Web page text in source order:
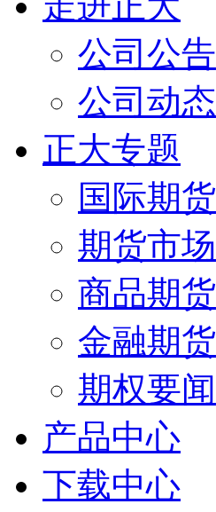
公司公告
公司动态
正大专题
国际期货
期货市场
商品期货
金融期货
期权要闻
产品中心
下载中心